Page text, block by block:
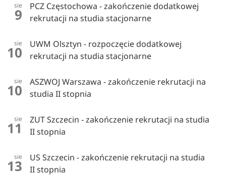
sie
9
PCZ Częstochowa - zakończenie dodatkowej
rekrutacji na studia stacjonarne
sie
10
UWM Olsztyn - rozpoczęcie dodatkowej
rekrutacji na studia stacjonarne
sie
10
ASZWOJ Warszawa - zakończenie rekrutacji na
studia II stopnia
sie
11
ZUT Szczecin - zakończenie rekrutacji na studia
II stopnia
sie
13
US Szczecin - zakończenie rekrutacji na studia
II stopnia